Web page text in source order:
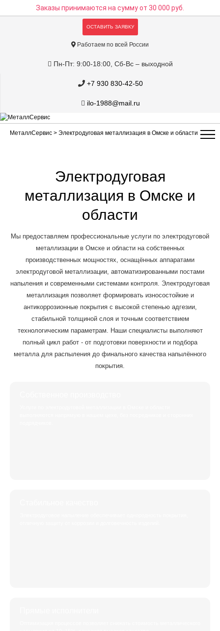
Заказы принимаются на суммуот 30 000 руб.
ОСТАВИТЬ ЗАЯВКУ
Работаем по всей России
Пн-Пт: 9:00-18:00, Сб-Вс – выходной
+7 930 830-42-50
ilo-1988@mail.ru
МеталлСервис > Электродуговая металлизация в Омске и области
Электродуговая
металлизация в Омске и
области
Мы предоставляем профессиональные услуги по электродуговой
металлизации в Омске и области на собственных
производственных мощностях, оснащённых аппаратами
электродуговой металлизации, автоматизированными постами
напыления и современными системами контроля. Электродуговая
металлизация позволяет формировать износостойкие и
антикоррозионные покрытия с высокой степенью адгезии,
стабильной толщиной слоя и точным соответствием
технологическим параметрам. Наши специалисты выполняют
полный цикл работ - от подготовки поверхности и подбора
металла для распыления до финального качества напылённого
покрытия.